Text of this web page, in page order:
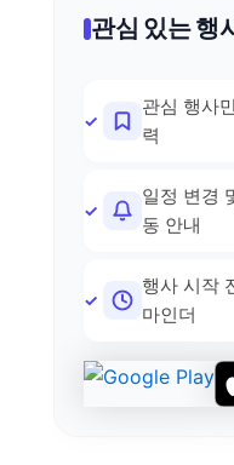
관심 있는 행
관심 행사
력
일정 변경
동 안내
행사 시작
마인더